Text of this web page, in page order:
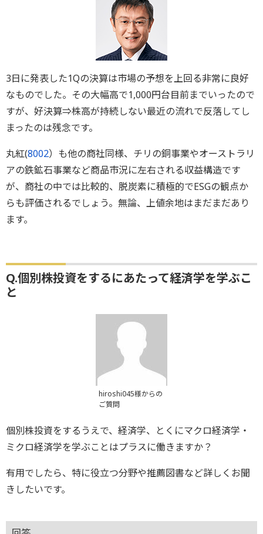
3日に発表した1Qの決算は市場の予想を上回る非常に良好
なものでした。その大幅高で1,000円台目前までいったので
すが、好決算⇒株高が持続しない最近の流れで反落してし
まったのは残念です。
丸紅(8002）も他の商社同様、チリの銅事業やオーストラリ
アの鉄鉱石事業など商品市況に左右される収益構造です
が、商社の中では比較的、脱炭素に積極的でESGの観点か
らも評価されるでしょう。無論、上値余地はまだまだあり
ます。
Q.個別株投資をするにあたって経済学を学ぶこ
と
hiroshi045様からの
ご質問
個別株投資をするうえで、経済学、とくにマクロ経済学・
ミクロ経済学を学ぶことはプラスに働きますか？
有用でしたら、特に役立つ分野や推薦図書など詳しくお聞
きしたいです。